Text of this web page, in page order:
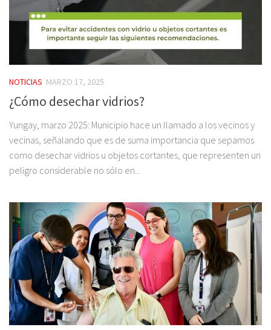
NOTICIAS MARZO 17, 2025
¿Cómo desechar vidrios?
Yungay, marzo 2025: Municipio hace un llamado a los vecinos y
vecinas, señalando que es de suma importancia que sepamos
como desechar vidrios u objetos cortantes, que representen un
peligro considerable no sólo en...